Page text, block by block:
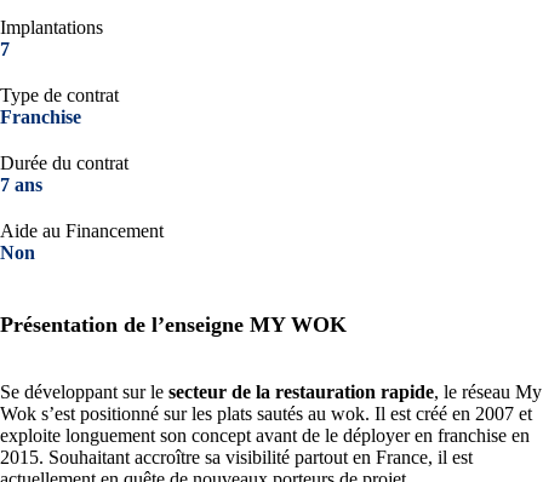
Implantations
7
Type de contrat
Franchise
Durée du contrat
7 ans
Aide au Financement
Non
Présentation de l’enseigne MY WOK
Se développant sur le secteur de la restauration rapide, le réseau My
Wok s’est positionné sur les plats sautés au wok. Il est créé en 2007 et
exploite longuement son concept avant de le déployer en franchise en
2015. Souhaitant accroître sa visibilité partout en France, il est